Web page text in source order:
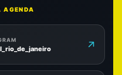
AGENDA